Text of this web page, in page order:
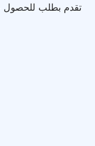
تقدم بطلب للحصول